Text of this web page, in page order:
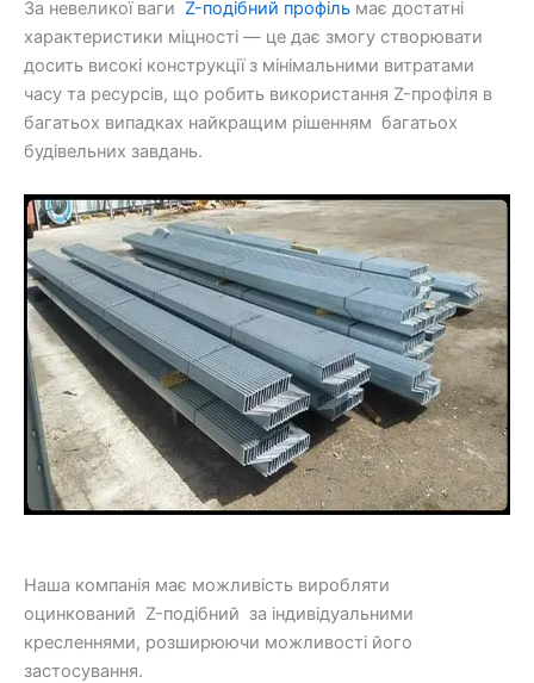
За невеликої ваги Z-подібний профіль має достатні
характеристики міцності — це дає змогу створювати
досить високі конструкції з мінімальними витратами
часу та ресурсів, що робить використання Z-профіля в
багатьох випадках найкращим рішенням багатьох
будівельних завдань.
Наша компанія має можливість виробляти
оцинкований Z-подібний за індивідуальними
кресленнями, розширюючи можливості його
застосування.